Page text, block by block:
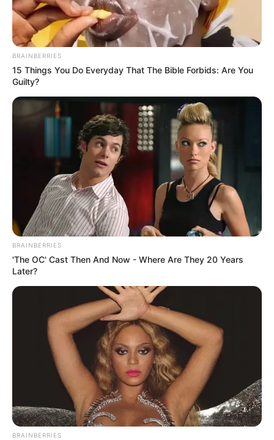
BRAINBERRIES
15 Things You Do Everyday That The Bible Forbids: Are You
Guilty?
BRAINBERRIES
'The OC' Cast Then And Now - Where Are They 20 Years
Later?
BRAINBERRIES